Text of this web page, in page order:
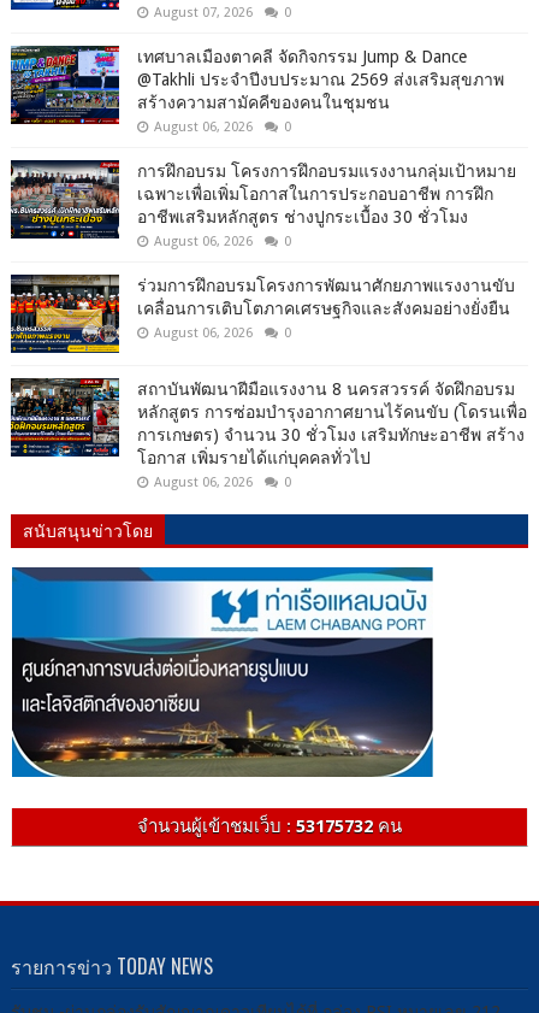
August 07, 2026 0
เทศบาลเมืองตาคลี จัดกิจกรรม Jump & Dance
@Takhli ประจำปีงบประมาณ 2569 ส่งเสริมสุขภาพ
สร้างความสามัคคีของคนในชุมชน
August 06, 2026 0
การฝึกอบรม โครงการฝึกอบรมแรงงานกลุ่มเป้าหมาย
เฉพาะเพื่อเพิ่มโอกาสในการประกอบอาชีพ การฝึก
อาชีพเสริมหลักสูตร ช่างปูกระเบื้อง 30 ชั่วโมง
August 06, 2026 0
ร่วมการฝึกอบรมโครงการพัฒนาศักยภาพแรงงานขับ
เคลื่อนการเติบโตภาคเศรษฐกิจและสังคมอย่างยั่งยืน
August 06, 2026 0
สถาบันพัฒนาฝีมือแรงงาน 8 นครสวรรค์ จัดฝึกอบรม
หลักสูตร การซ่อมบำรุงอากาศยานไร้คนขับ (โดรนเพื่อ
การเกษตร) จำนวน 30 ชั่วโมง เสริมทักษะอาชีพ สร้าง
โอกาส เพิ่มรายได้แก่บุคคลทั่วไป
August 06, 2026 0
สนับสนุนข่าวโดย
จำนวนผู้เข้าชมเว็บ : 53175732คน
รายการข่าว TODAY NEWS